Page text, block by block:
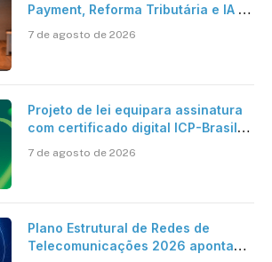
Payment, Reforma Tributária e IA no
7 de agosto de 2026
Projeto de lei equipara assinatura
com certificado digital ICP-Brasil
cartório
7 de agosto de 2026
Plano Estrutural de Redes de
Telecomunicações 2026 aponta